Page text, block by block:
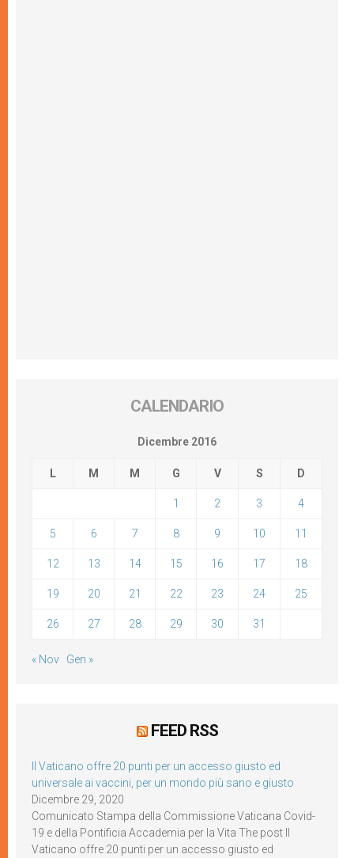
CALENDARIO
Dicembre 2016
L M M G V S D
1 2 3 4
5 6 7 8 9 10 11
12 13 14 15 16 17 18
19 20 21 22 23 24 25
26 27 28 29 30 31
« Nov Gen »
FEED RSS
Il Vaticano offre 20 punti per un accesso giusto ed
universale ai vaccini, per un mondo più sano e giusto
Dicembre 29, 2020
Comunicato Stampa della Commissione Vaticana Covid-
19 e della Pontificia Accademia per la Vita The post Il
Vaticano offre 20 punti per un accesso giusto ed